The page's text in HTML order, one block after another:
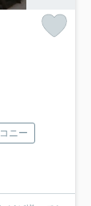
ニー